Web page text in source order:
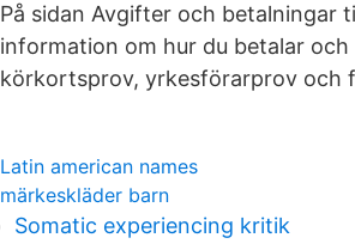
På sidan Avgifter och betalningar
information om hur du betalar
körkortsprov, yrkesförarprov och
Latin american names
märkeskläder barn
Somatic experiencing kritik